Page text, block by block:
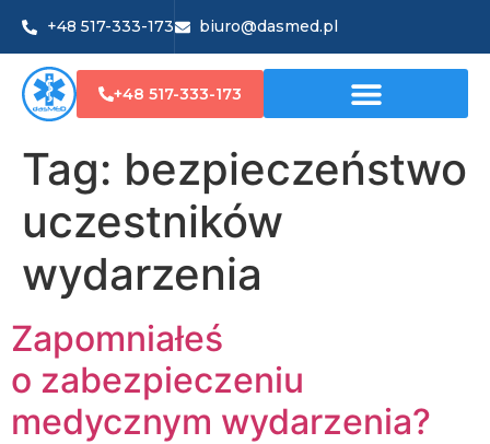
+48 517-333-173 biuro@dasmed.pl
+48 517-333-173
Tag: bezpieczeństwo
uczestników
wydarzenia
Zapomniałeś
o zabezpieczeniu
medycznym wydarzenia?